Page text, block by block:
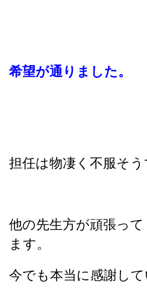
希望が通りました。
担任は物凄く不服そ
他の先生方が頑張っ
ます。
今でも本当に感謝して